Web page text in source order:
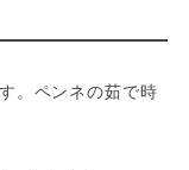
。ペンネの茹で時